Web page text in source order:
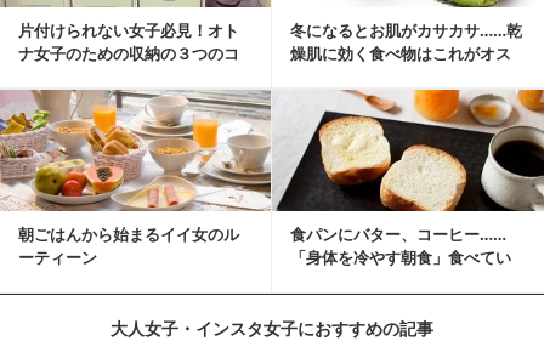
片付けられない女子必見！オト
ナ女子のための収納の３つのコ
冬になるとお肌がカサカサ……乾
燥肌に効く食べ物はこれがオス
朝ごはんから始まるイイ女のル
ーティーン
食パンにバター、コーヒー……
「身体を冷やす朝食」食べてい
大人女子・インスタ女子におすすめの記事